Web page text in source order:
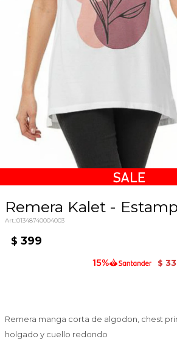
Remera Kalet -
01348740004003
$ 399
$
Remera manga corta de algodon, chest
holgado y cuello redondo